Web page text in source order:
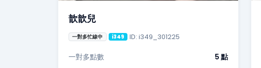
歆歆兒
一對多忙線中 i349 ID: i349_301225
一對多點數
5 點